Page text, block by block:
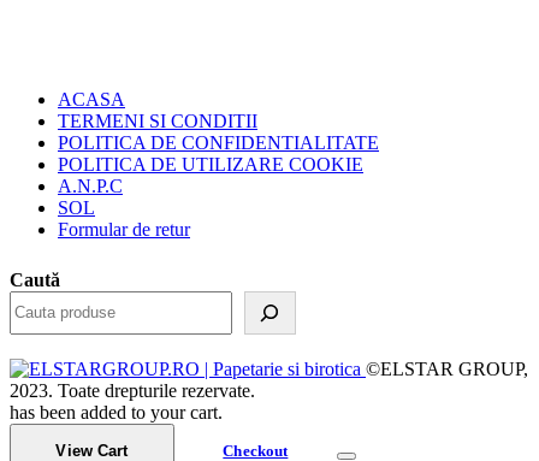
ACASA
TERMENI SI CONDITII
POLITICA DE CONFIDENTIALITATE
POLITICA DE UTILIZARE COOKIE
A.N.P.C
SOL
Formular de retur
Caută
©ELSTAR GROUP,
2023. Toate drepturile rezervate.
has been added to your cart.
View Cart Checkout